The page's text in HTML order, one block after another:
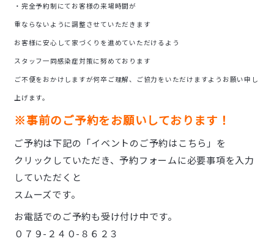
・完全予約制にてお客様の来場時間が
重ならないように調整させていただきます
お客様に安心して家づくりを進めていただけるよう
スタッフ一同感染症対策に努めております
ご不便をおかけしますが何卒ご理解、ご協力をいただけますようお願い申し
上げます。
※事前のご予約をお願いしております！
ご予約は下記の「イベントのご予約はこちら」を
クリックしていただき、予約フォームに必要事項を入力
していただくと
スムーズです。
お電話でのご予約も受け付け中です。
０７９-２４０-８６２３